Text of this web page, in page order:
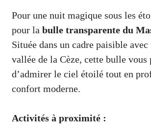
Pour une nuit magique sous les
pour la bulle transparente du
Située dans un cadre paisible
vallée de la Cèze, cette bulle vous
d’admirer le ciel étoilé tout en
confort moderne.
Activités à proximité :